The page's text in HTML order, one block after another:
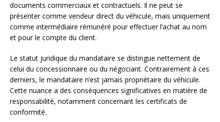
documents commerciaux et contractuels. Il ne peut se
présenter comme vendeur direct du véhicule, mais uniquement
comme intermédiaire rémunéré pour effectuer l’achat au nom
et pour le compte du client.
Le statut juridique du mandataire se distingue nettement de
celui du concessionnaire ou du négociant. Contrairement à ces
derniers, le mandataire n’est jamais propriétaire du véhicule.
Cette nuance a des conséquences significatives en matière de
responsabilité, notamment concernant les certificats de
conformité.